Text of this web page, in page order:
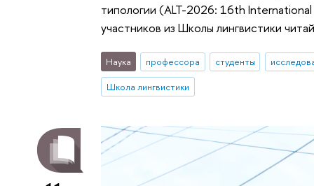
типологии (ALT-2026: 16th
участников из Школы лингвистики
Наука профессора студенты
Школа лингвистики